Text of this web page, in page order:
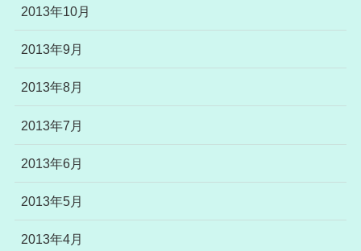
2013年10月
2013年9月
2013年8月
2013年7月
2013年6月
2013年5月
2013年4月